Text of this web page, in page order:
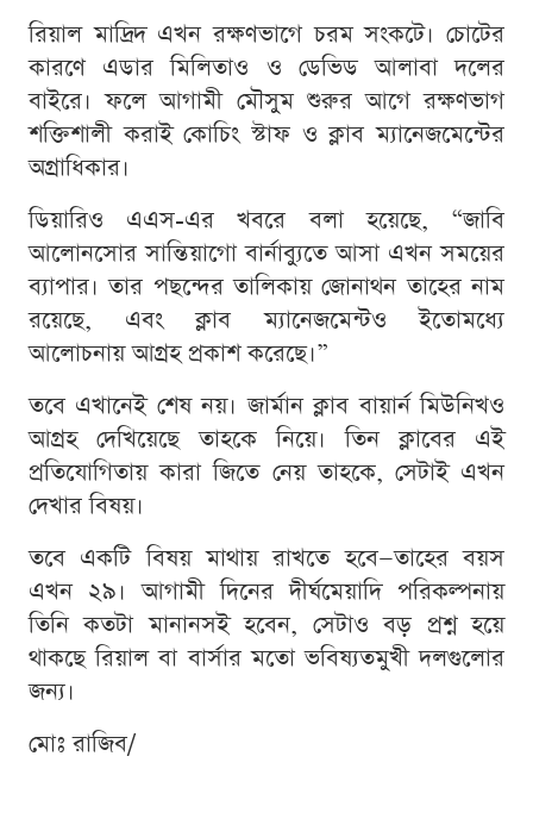
রিয়াল মাদ্রিদ এখন রক্ষণভাগে চরম সংকটে। চোটের
কারণে এডার মিলিতাও ও ডেভিড আলাবা দলের
বাইরে। ফলে আগামী মৌসুম শুরুর আগে রক্ষণভাগ
শক্তিশালী করাই কোচিং স্টাফ ও ক্লাব ম্যানেজমেন্টের
অগ্রাধিকার।
ডিয়ারিও এএস-এর খবরে বলা হয়েছে, “জাবি
আলোনসোর সান্তিয়াগো বার্নাব্যুতে আসা এখন সময়ের
ব্যাপার। তার পছন্দের তালিকায় জোনাথন তাহের নাম
রয়েছে, এবং ক্লাব ম্যানেজমেন্টও ইতোমধ্যে
আলোচনায় আগ্রহ প্রকাশ করেছে।”
তবে এখানেই শেষ নয়। জার্মান ক্লাব বায়ার্ন মিউনিখও
আগ্রহ দেখিয়েছে তাহকে নিয়ে। তিন ক্লাবের এই
প্রতিযোগিতায় কারা জিতে নেয় তাহকে, সেটাই এখন
দেখার বিষয়।
তবে একটি বিষয় মাথায় রাখতে হবে—তাহের বয়স
এখন ২৯। আগামী দিনের দীর্ঘমেয়াদি পরিকল্পনায়
তিনি কতটা মানানসই হবেন, সেটাও বড় প্রশ্ন হয়ে
থাকছে রিয়াল বা বার্সার মতো ভবিষ্যতমুখী দলগুলোর
জন্য।
মোঃ রাজিব/